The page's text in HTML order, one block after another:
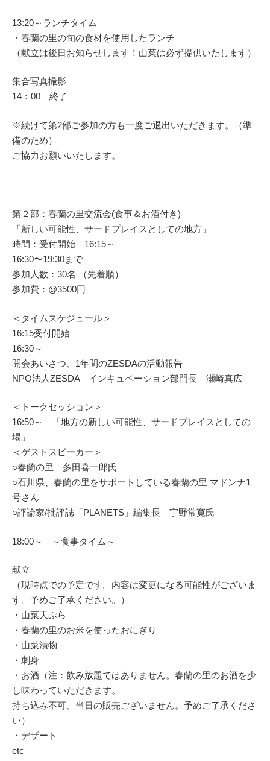
13:20～ランチタイム
・春蘭の里の旬の食材を使用したランチ
（献立は後日お知らせします！山菜は必ず提供いたします）
集合写真撮影
14：00 終了
※続けて第2部ご参加の方も一度ご退出いただきます。（準
備のため）
ご協力お願いいたします。
―――――――――――――――――――――――――――
―――――――――――
第２部：春蘭の里交流会(食事＆お酒付き)
「新しい可能性、サードプレイスとしての地方」
時間：受付開始 16:15～
16:30〜19:30まで
参加人数：30名 （先着順）
参加費：@3500円
＜タイムスケジュール＞
16:15受付開始
16:30～
開会あいさつ、1年間のZESDAの活動報告
NPO法人ZESDA インキュベーション部門長 瀬崎真広
＜トークセッション＞
16:50～ 「地方の新しい可能性、サードプレイスとしての
場」
＜ゲストスピーカー＞
○春蘭の里 多田喜一郎氏
○石川県、春蘭の里をサポートしている春蘭の里 マドンナ1
号さん
○評論家/批評誌「PLANETS」編集長 宇野常寛氏
18:00～ ～食事タイム～
献立
（現時点での予定です。内容は変更になる可能性がございま
す。予めご了承ください。）
・山菜天ぷら
・春蘭の里のお米を使ったおにぎり
・山菜漬物
・刺身
・お酒（注：飲み放題ではありません。春蘭の里のお酒を少
し味わっていただきます。
持ち込み不可、当日の販売ございません。予めご了承くださ
い）
・デザート
etc